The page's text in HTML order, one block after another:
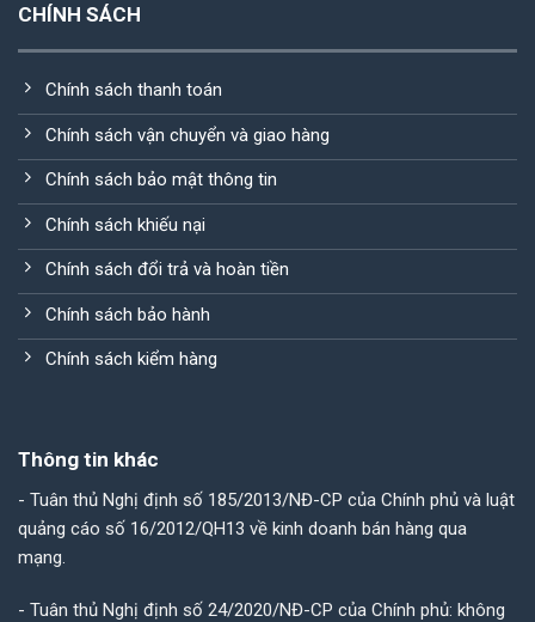
CHÍNH SÁCH
Chính sách thanh toán
Chính sách vận chuyển và giao hàng
Chính sách bảo mật thông tin
Chính sách khiếu nại
Chính sách đổi trả và hoàn tiền
Chính sách bảo hành
Chính sách kiểm hàng
Thông tin khác
- Tuân thủ Nghị định số 185/2013/NĐ-CP của Chính phủ và luật
quảng cáo số 16/2012/QH13 về kinh doanh bán hàng qua
mạng.
- Tuân thủ Nghị định số 24/2020/NĐ-CP của Chính phủ: không